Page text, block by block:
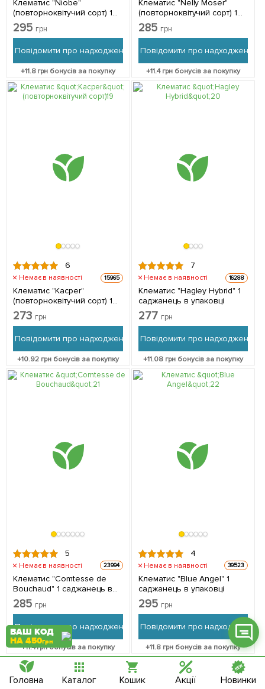
Клематис "Niobe"
(повторноквітучий сорт) 1
саджанець в упаковці
295 грн
Повідомити про надходження
+11.8грн бонусів за покупку
Клематис "Nelly Moser"
(повторноквітучий сорт) 1
саджанець в упаковці
285 грн
Повідомити про надходження
+11.4грн бонусів за покупку
6
Немає в наявності 15965
Клематис "Kаcper"
(повторноквітучий сорт) 1
саджанець в упаковці
273 грн
Повідомити про надходження
+10.92грн бонусів за покупку
7
Немає в наявності 16288
Клематис "Hagley Hybrid" 1
саджанець в упаковці
277 грн
Повідомити про надходження
+11.08 грн бонусів за покупку
5
Немає в наявності 23994
Клематис "Comtesse de
Bouchaud" 1 саджанець в
упаковці
285 грн
Повідомити про надходження
+11.4грн бонусів за покупку
4
Немає в наявності 39523
Клематис "Blue Angel" 1
саджанець в упаковці
295 грн
Повідомити про надходження
+11.8 грн бонусів за покупку
Вайбер
Інстаграм
Онлайн чат
ВАШ КОД
НА 450грн
Головна Каталог Кошик Акції Новинки